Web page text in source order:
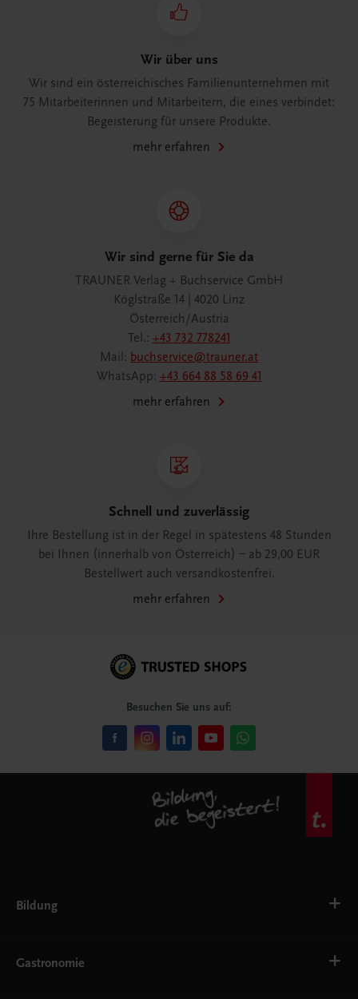
Wir über uns
Wir sind ein österreichisches Familienunternehmen mit
75 Mitarbeiterinnen und Mitarbeitern, die eines verbindet:
Begeisterung für unsere Produkte.
mehr erfahren
Wir sind gerne für Sie da
TRAUNER Verlag + Buchservice GmbH
Köglstraße 14 | 4020 Linz
Österreich/Austria
Tel.: +43 732 778241
Mail: buchservice@trauner.at
WhatsApp: +43 664 88 58 69 41
mehr erfahren
Schnell und zuverlässig
Ihre Bestellung ist in der Regel in spätestens 48 Stunden
bei Ihnen (innerhalb von Österreich) – ab 29,00 EUR
Bestellwert auch versandkostenfrei.
mehr erfahren
Besuchen Sie uns auf:
Bildung
AHS
Gastronomie